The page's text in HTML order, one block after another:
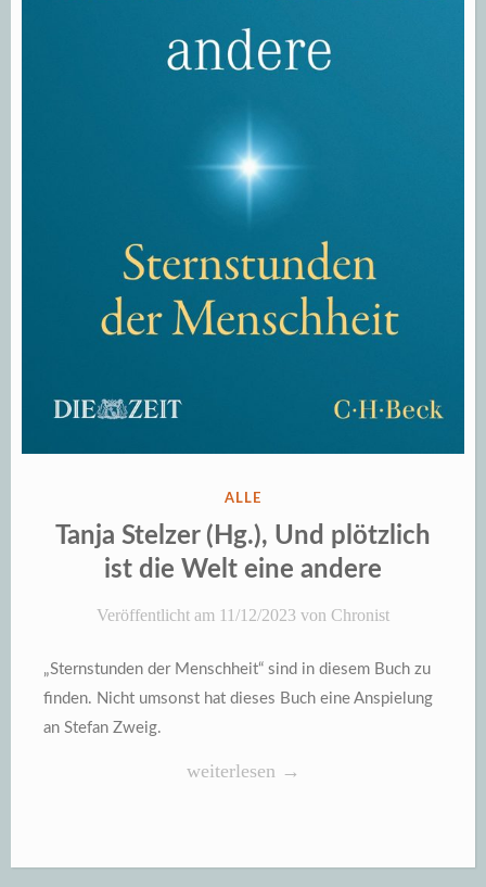
VERÖFFENTLICHT
IN
ALLE
Tanja Stelzer (Hg.), Und plötzlich
ist die Welt eine andere
Veröffentlicht am 11/12/2023 von Chronist
„Sternstunden der Menschheit“ sind in diesem Buch zu
finden. Nicht umsonst hat dieses Buch eine Anspielung
an Stefan Zweig.
„Tanja
Und
weiterlesen →